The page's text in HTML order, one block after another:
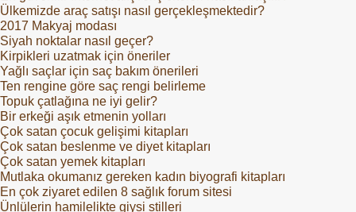
Ülkemizde araç satışı nasıl gerçekleşmektedir?
2017 Makyaj modası
Siyah noktalar nasıl geçer?
Kirpikleri uzatmak için öneriler
Yağlı saçlar için saç bakım önerileri
Ten rengine göre saç rengi belirleme
Topuk çatlağına ne iyi gelir?
Bir erkeği aşık etmenin yolları
Çok satan çocuk gelişimi kitapları
Çok satan beslenme ve diyet kitapları
Çok satan yemek kitapları
Mutlaka okumanız gereken kadın biyografi kitapları
En çok ziyaret edilen 8 sağlık forum sitesi
Ünlülerin hamilelikte giysi stilleri